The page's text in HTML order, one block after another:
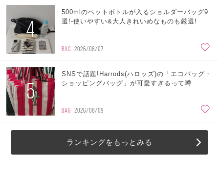
4
500mlのペットボトルが入るショルダーバッグ9
選!-使いやすい&大人きれいめなものも厳選!
BAG 2026/08/07
5
SNSで話題!Harrods(ハロッズ)の「エコバッグ・
ショッピングバッグ」が可愛すぎるって噂
BAG 2026/08/09
ランキングをもっとみる